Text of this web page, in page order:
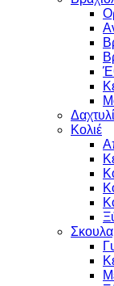
Κολιέ